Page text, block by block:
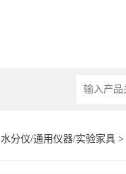
水分仪/通用仪器/实验家具>